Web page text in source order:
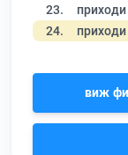
23.
24.
виж